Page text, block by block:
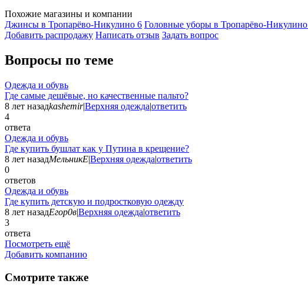
Похожие магазины и компании
Джинсы в Тропарёво-Никулино 6 Головные уборы в Тропарёво-Никулино
Добавить раcпродажу Написать отзыв Задать вопрос
Вопросы по теме
Одежда и обувь
Где самые дешёвые, но качественные пальто?
8 лет назадkashemir|Верхняя одежда|ответить
4
ответа
Одежда и обувь
Где купить бушлат как у Путина в крещение?
8 лет назадМельникЕ|Верхняя одежда|ответить
0
ответов
Одежда и обувь
Где купить детскую и подростковую одежду
8 лет назадЕгор0в|Верхняя одежда|ответить
3
ответа
Посмотреть ещё
Добавить компанию
Смотрите также